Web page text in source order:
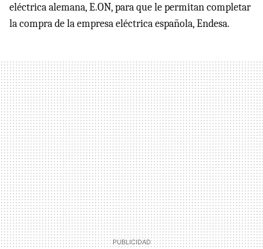
eléctrica alemana, E.ON, para que le permitan completar
la compra de la empresa eléctrica española, Endesa.